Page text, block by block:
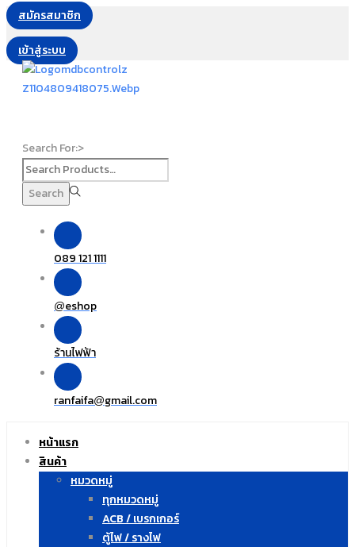
สมัครสมาชิก
เข้าสู่ระบบ
Search For:>
Search
089 121 1111
@eshop
ร้านไฟฟ้า
ranfaifa@gmail.com
หน้าแรก
สินค้า
หมวดหมู่
ทุกหมวดหมู่
ACB / เบรกเกอร์
ตู้ไฟ / รางไฟ